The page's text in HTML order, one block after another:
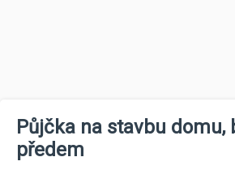
Půjčka na stavbu domu,
předem